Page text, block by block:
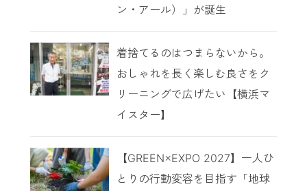
ン・アール）」が誕生
着捨てるのはつまらないから。
おしゃれを長く楽しむ良さをク
リーニングで広げたい【横浜マ
イスター】
【GREEN×EXPO 2027】一人ひ
とりの行動変容を目指す「地球